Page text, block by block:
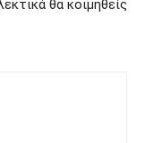
θα κοιμηθείς